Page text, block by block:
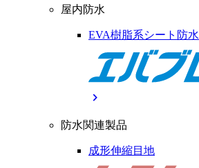
屋内防水
EVA樹脂系シート防水
chevron_right
防水関連製品
成形伸縮目地